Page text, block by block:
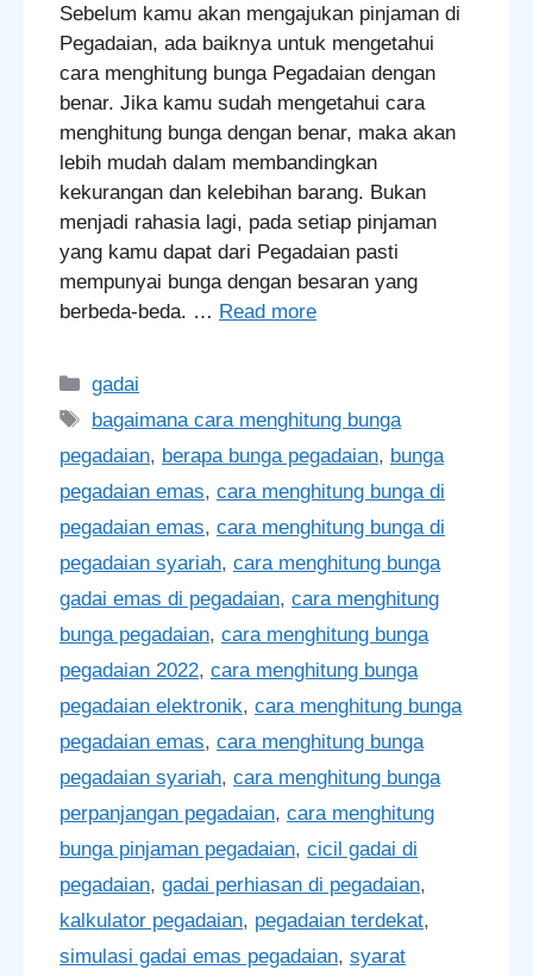
Sebelum kamu akan mengajukan pinjaman di
Pegadaian, ada baiknya untuk mengetahui
cara menghitung bunga Pegadaian dengan
benar. Jika kamu sudah mengetahui cara
menghitung bunga dengan benar, maka akan
lebih mudah dalam membandingkan
kekurangan dan kelebihan barang. Bukan
menjadi rahasia lagi, pada setiap pinjaman
yang kamu dapat dari Pegadaian pasti
mempunyai bunga dengan besaran yang
berbeda-beda. … Read more
Categories
gadai
Tags
bagaimana cara menghitung bunga
pegadaian, berapa bunga pegadaian, bunga
pegadaian emas, cara menghitung bunga di
pegadaian emas, cara menghitung bunga di
pegadaian syariah, cara menghitung bunga
gadai emas di pegadaian, cara menghitung
bunga pegadaian, cara menghitung bunga
pegadaian 2022, cara menghitung bunga
pegadaian elektronik, cara menghitung bunga
pegadaian emas, cara menghitung bunga
pegadaian syariah, cara menghitung bunga
perpanjangan pegadaian, cara menghitung
bunga pinjaman pegadaian, cicil gadai di
pegadaian, gadai perhiasan di pegadaian,
kalkulator pegadaian, pegadaian terdekat,
simulasi gadai emas pegadaian, syarat